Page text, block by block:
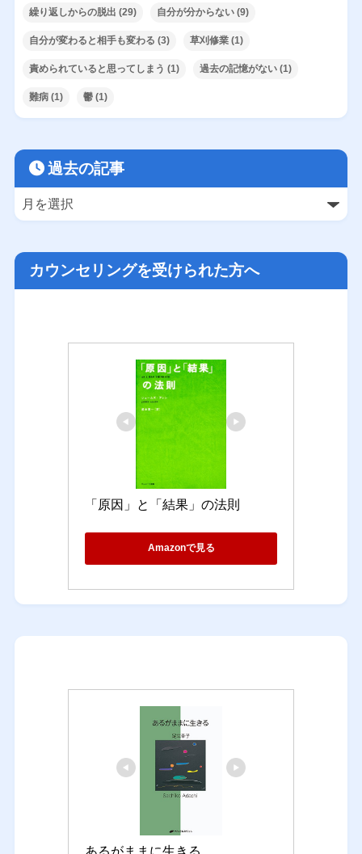
繰り返しからの脱出 (29) 自分が分からない(9)
自分が変わると相手も変わる (3) 草刈修業(1)
責められていると思ってしまう (1) 過去の記憶がない(1)
難病(1) 鬱(1)
過去の記事
カウンセリングを受けられた方へ
「原因」と「結果」の法則
Amazonで見る
あるがままに生きる